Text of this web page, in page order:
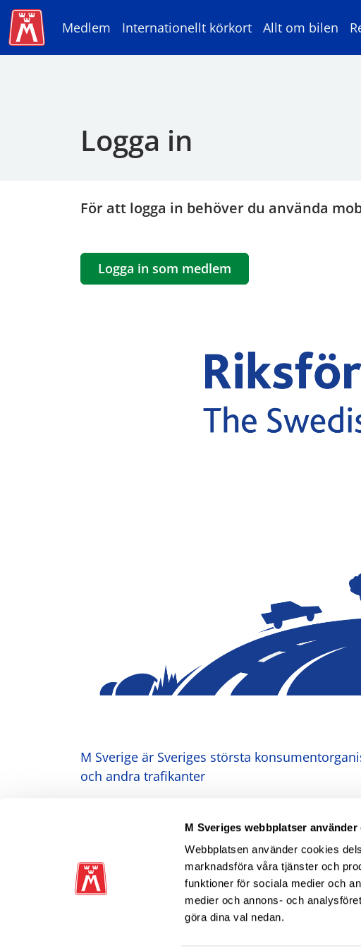
M Sveriges webbplatser använder
Webbplatsen använder cookies
marknadsföra våra tjänster och
funktioner för sociala medier och
medier och annons- och
göra dina val nedan.
Medlem Internationellt körkort Allt om bilen
Logga in
För att logga in behöver du använda
Logga in som medlem
M Sverige är Sveriges största
och andra trafikanter